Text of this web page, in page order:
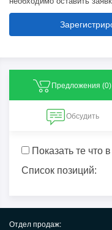
Предложения (0)
Обсудить
Показать те что
Список позиций:
Отдел продаж: